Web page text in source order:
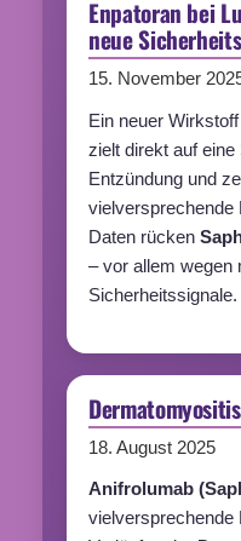
Enpatoran bei
neue
15. November
Ein neuer
zielt direkt auf
Entzündung und
vielversprechende
Daten rücken
– vor allem wegen
Sicherheitssignale.
18. August 2025
Anifrolumab (
vielversprechende